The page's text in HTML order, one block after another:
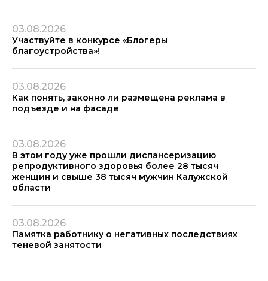
03.08.2026
Участвуйте в конкурсе «Блогеры
благоустройства»!
03.08.2026
Как понять, законно ли размещена реклама в
подъезде и на фасаде
03.08.2026
В этом году уже прошли диспансеризацию
репродуктивного здоровья более 28 тысяч
женщин и свыше 38 тысяч мужчин Калужской
области
03.08.2026
Памятка работнику о негативных последствиях
теневой занятости